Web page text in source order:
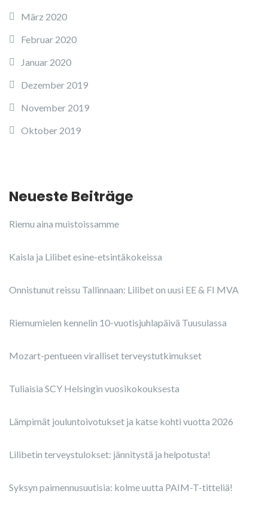
März 2020
Februar 2020
Januar 2020
Dezember 2019
November 2019
Oktober 2019
Neueste Beiträge
Riemu aina muistoissamme
Kaisla ja Lilibet esine-etsintäkokeissa
Onnistunut reissu Tallinnaan: Lilibet on uusi EE & FI MVA
Riemumielen kennelin 10-vuotisjuhlapäivä Tuusulassa
Mozart-pentueen viralliset terveystutkimukset
Tuliaisia SCY Helsingin vuosikokouksesta
Lämpimät jouluntoivotukset ja katse kohti vuotta 2026
Lilibetin terveystulokset: jännitystä ja helpotusta!
Syksyn paimennusuutisia: kolme uutta PAIM-T-titteliä!